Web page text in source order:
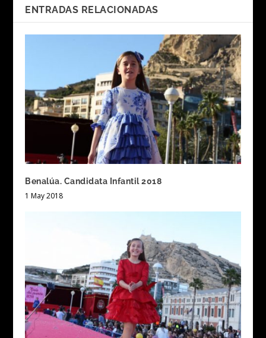
ENTRADAS RELACIONADAS
Benalúa. Candidata Infantil 2018
1 May 2018